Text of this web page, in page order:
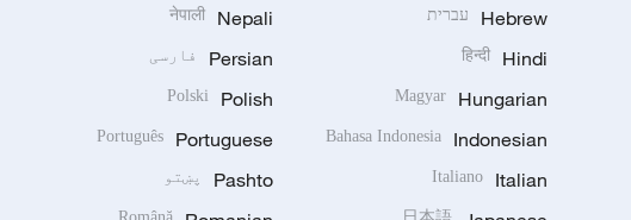
Hebrew עברית
Hindi
हिन्दी
Hungarian
Magyar
Indonesian
Bahasa Indonesia
Italian
Italiano
Nepali
नेपाली
Persian فارسی
Polish
Polski
Portuguese
Português
Pashto پښتو